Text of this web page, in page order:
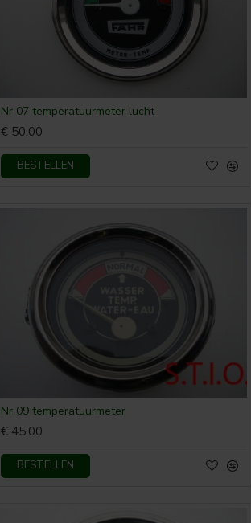
Nr 07 temperatuurmeter lucht
€ 50,00
BESTELLEN
Nr 09 temperatuurmeter
€ 45,00
BESTELLEN